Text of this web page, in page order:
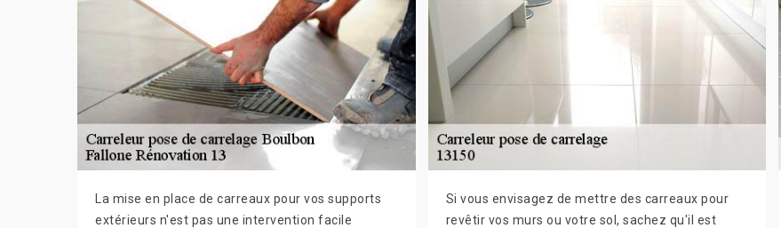
La mise en place de carreaux pour vos supports
extérieurs n'est pas une intervention facile
Si vous envisagez de mettre des carreaux pour
revêtir vos murs ou votre sol, sachez qu'il est